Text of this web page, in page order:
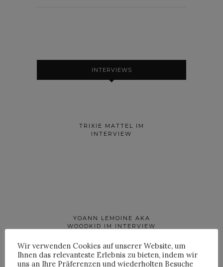
INTERVIEWS
TRIXIE MATTEL IM
INTERVIEW
YOANN LEMOINE AKA
WOODKID IM INTERVIEW
Wir verwenden Cookies auf unserer Website, um
Ihnen das relevanteste Erlebnis zu bieten, indem wir
uns an Ihre Präferenzen und wiederholten Besuche